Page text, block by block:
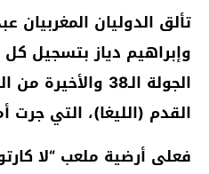
تألق الدوليان المغربيان
وإبراهيم دياز بتسجيل
الجولة الـ38
القدم (الليغا)، التي
فعلى أرضية ملعب “لا